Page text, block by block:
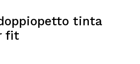
tinta
fit